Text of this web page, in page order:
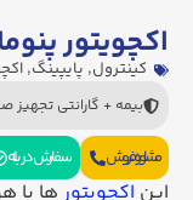
اکچویتور
کینترول, پایپینگ,
بیمه + گارانتی تجهیز
مشاوره فروش سفارش در بله
این اکچویتور ها با